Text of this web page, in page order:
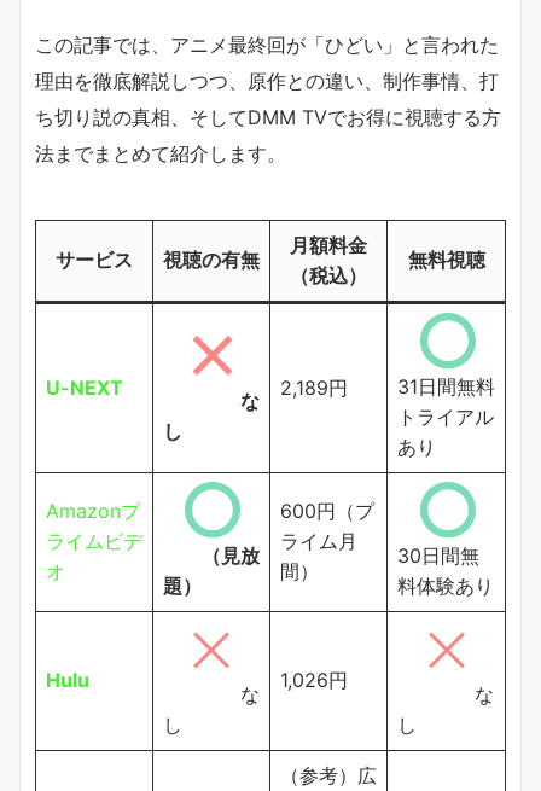
この記事では、アニメ最終回が「ひどい」と言われた
理由を徹底解説しつつ、原作との違い、制作事情、打
ち切り説の真相、そしてDMM TVでお得に視聴する方
法までまとめて紹介します。
サービス 視聴の有無
月額料金
（税込）
無料視聴
U-NEXT
な
し
2,189円
31日間無料
トライアル
あり
Amazonプ
ライムビデ
オ
（見放
題）
600円（プ
ライム月
間）
30日間無
料体験あり
Hulu
な
し
1,026円
な
し
（参考）広